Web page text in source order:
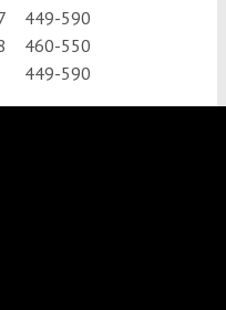
449-590
460-550
449-590